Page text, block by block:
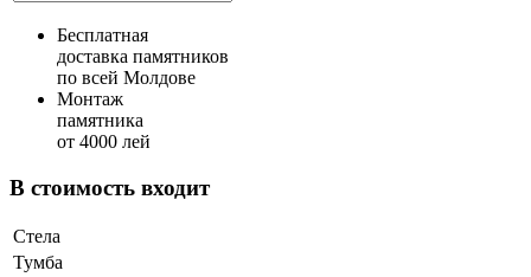
Бесплатная
доставка памятников
по всей Молдове
Монтаж
памятника
от 4000 лей
В стоимость входит
Стела
Тумба